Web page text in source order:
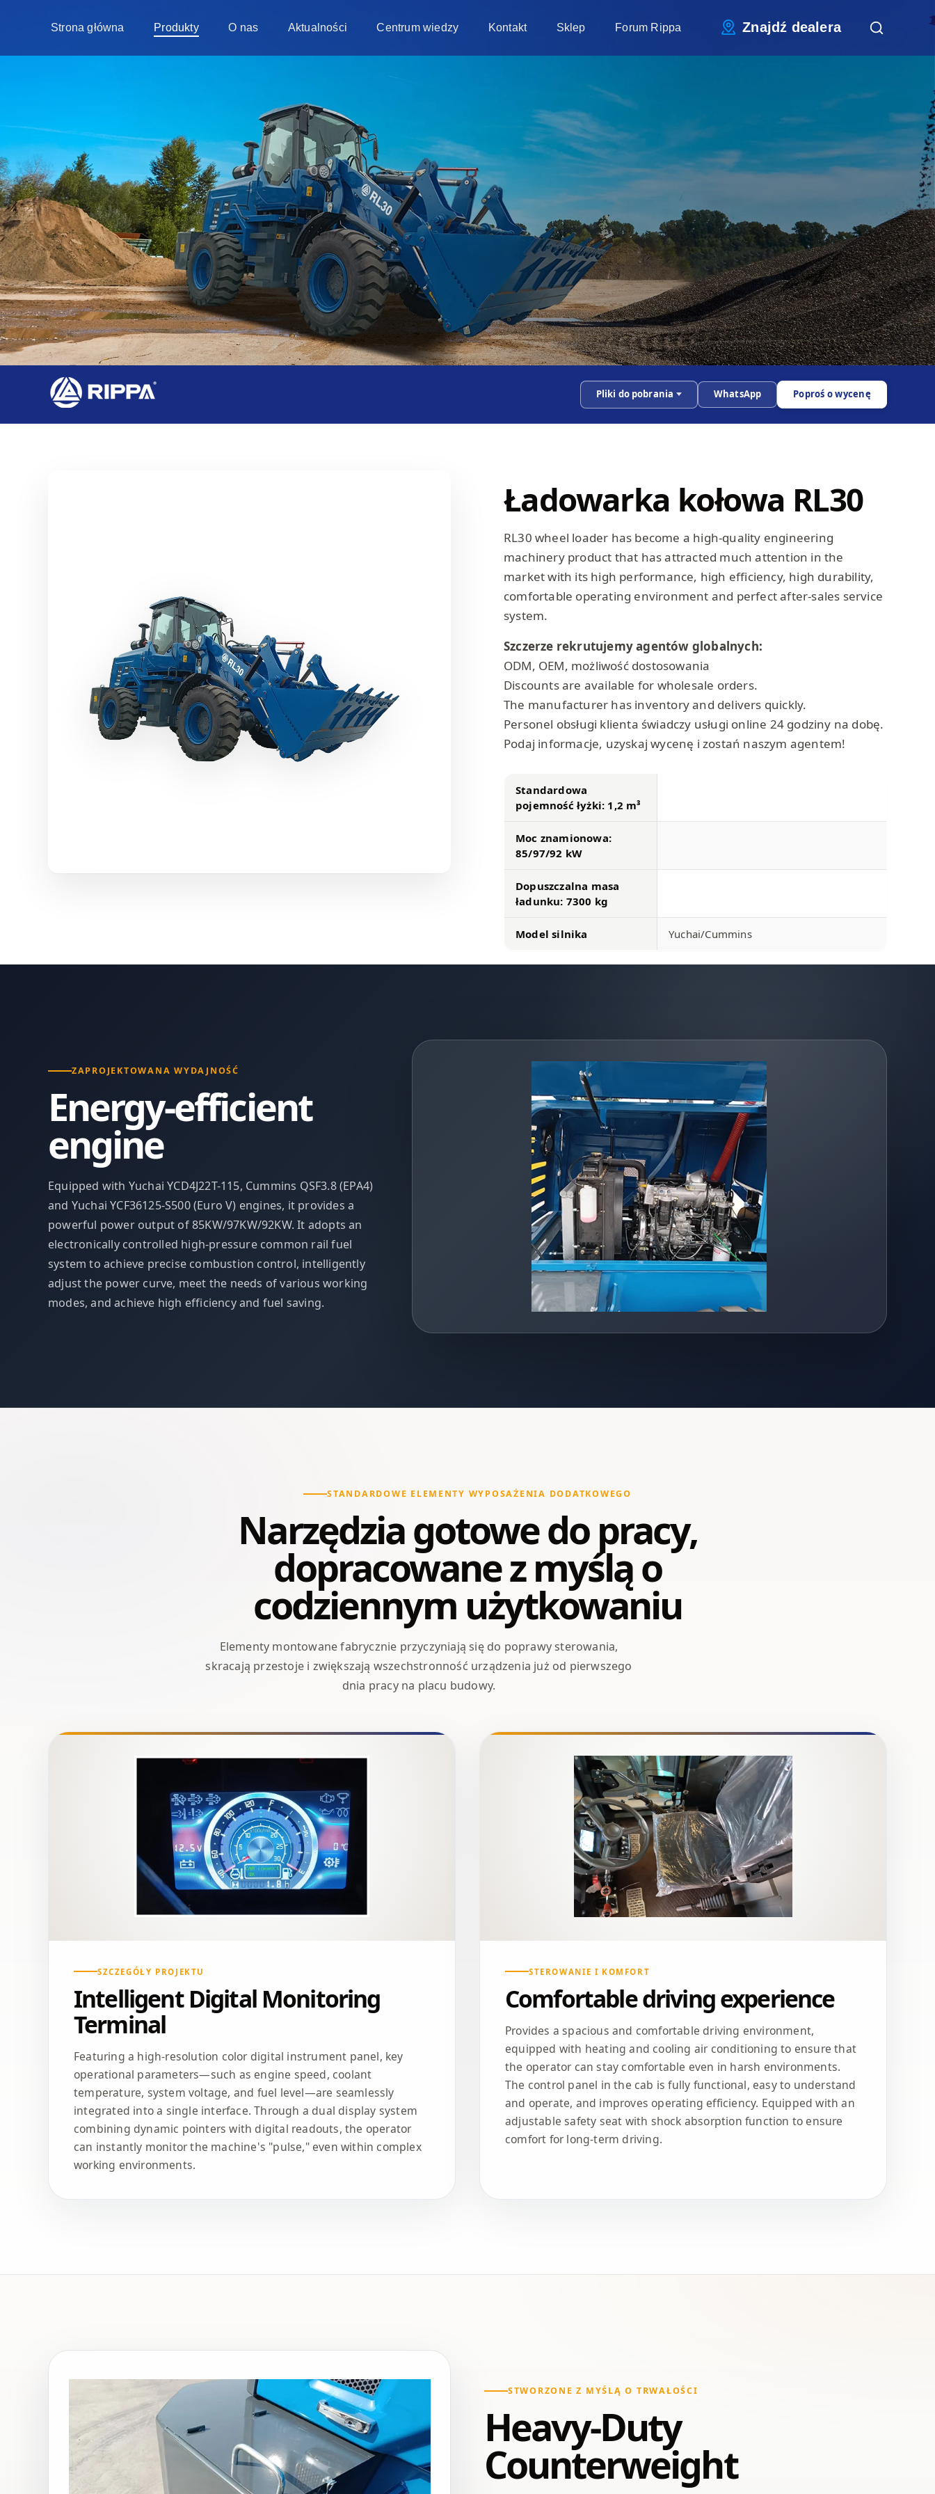
Strona główna Produkty O nas Aktualności Centrum wiedzy Kontakt Sklep Forum Rippa Znajdź dealera
Pliki do pobrania WhatsApp Poproś o wycenę
Ładowarka kołowa RL30
RL30 wheel loader has become a high-quality engineering
machinery product that has attracted much attention in the
market with its high performance, high efficiency, high durability,
comfortable operating environment and perfect after-sales service
system.
Szczerze rekrutujemy agentów globalnych:
ODM, OEM, możliwość dostosowania
Discounts are available for wholesale orders.
The manufacturer has inventory and delivers quickly.
Personel obsługi klienta świadczy usługi online 24 godziny na dobę.
Podaj informacje, uzyskaj wycenę i zostań naszym agentem!
Standardowa
pojemność łyżki: 1,2 m³
Moc znamionowa:
85/97/92 kW
Dopuszczalna masa
ładunku: 7300 kg
Model silnika Yuchai/Cummins
ZAPROJEKTOWANA WYDAJNOŚĆ
Energy-efficient
engine
Equipped with Yuchai YCD4J22T-115, Cummins QSF3.8 (EPA4)
and Yuchai YCF36125-S500 (Euro V) engines, it provides a
powerful power output of 85KW/97KW/92KW. It adopts an
electronically controlled high-pressure common rail fuel
system to achieve precise combustion control, intelligently
adjust the power curve, meet the needs of various working
modes, and achieve high efficiency and fuel saving.
STANDARDOWE ELEMENTY WYPOSAŻENIA DODATKOWEGO
Narzędzia gotowe do pracy,
dopracowane z myślą o
codziennym użytkowaniu
Elementy montowane fabrycznie przyczyniają się do poprawy sterowania,
skracają przestoje i zwiększają wszechstronność urządzenia już od pierwszego
dnia pracy na placu budowy.
SZCZEGÓŁY PROJEKTU
Intelligent Digital Monitoring
Terminal
Featuring a high-resolution color digital instrument panel, key
operational parameters—such as engine speed, coolant
temperature, system voltage, and fuel level—are seamlessly
integrated into a single interface. Through a dual display system
combining dynamic pointers with digital readouts, the operator
can instantly monitor the machine's "pulse," even within complex
working environments.
STEROWANIE I KOMFORT
Comfortable driving experience
Provides a spacious and comfortable driving environment,
equipped with heating and cooling air conditioning to ensure that
the operator can stay comfortable even in harsh environments.
The control panel in the cab is fully functional, easy to understand
and operate, and improves operating efficiency. Equipped with an
adjustable safety seat with shock absorption function to ensure
comfort for long-term driving.
STWORZONE Z MYŚLĄ O TRWAŁOŚCI
Heavy-Duty
Counterweight